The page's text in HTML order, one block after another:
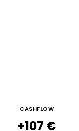
CASHFLOW
+107 €